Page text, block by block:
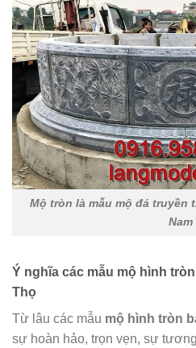
Mộ tròn là mẫu mộ đá truyền
Nam
Ý nghĩa các mẫu mộ hình
Thọ
Từ lâu các mẫu mộ hình tròn
sự hoàn hảo, trọn vẹn, sự